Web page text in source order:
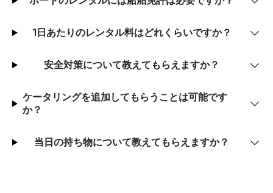
1日あたりのレンタル料はどれくらいですか？
安全対策について教えてもらえますか？
ケータリングを追加してもらうことは可能です
か？
当日の持ち物について教えてもらえますか？